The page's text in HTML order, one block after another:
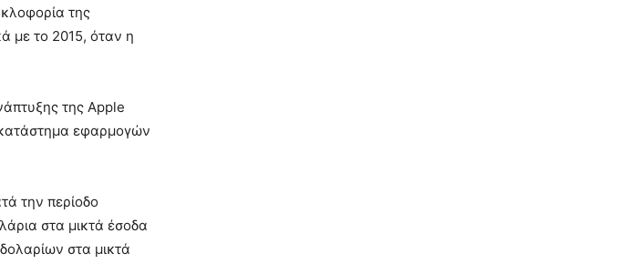
της
με το 2015, όταν η
της Apple
κατάστημα εφαρμογών
την περίοδο
στα μικτά έσοδα
στα μικτά